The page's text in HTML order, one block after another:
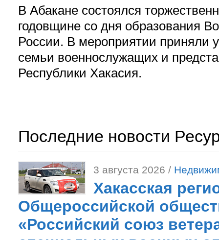
В Абакане состоялся
годовщине со дня образования
России. В мероприятии приняли
семьи военнослужащих и
Республики Хакасия.
Последние новости
3 августа 2026 /
Хакасская
Общероссийской
«Российский союз